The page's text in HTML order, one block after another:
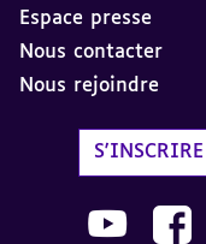
Espace presse
Nous contacter
Nous rejoindre
Nous suivre
Nous